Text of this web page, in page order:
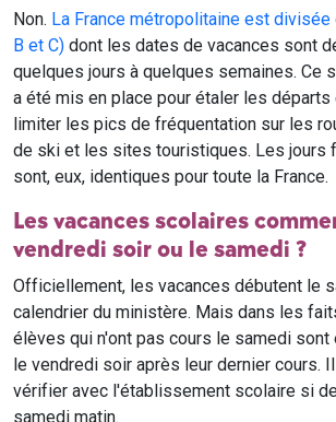
Non. La France métropolitaine est
B et C) dont les dates de vacances sont
quelques jours à quelques semaines. Ce
a été mis en place pour étaler les départs
limiter les pics de fréquentation sur les
de ski et les sites touristiques. Les jours
sont, eux, identiques pour toute la France.
Les vacances scolaires
vendredi soir ou le samedi ?
Officiellement, les vacances débutent le
calendrier du ministère. Mais dans les
élèves qui n'ont pas cours le samedi sont
le vendredi soir après leur dernier cours.
vérifier avec l'établissement scolaire si
samedi matin.